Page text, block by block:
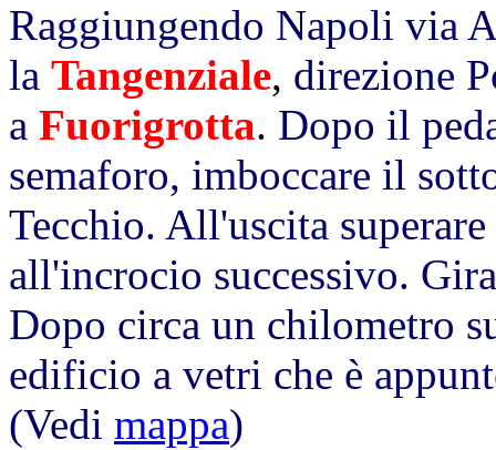
Raggiungendo Napoli via
la Tangenziale, direzione
a Fuorigrotta. Dopo il
semaforo, imboccare il
Tecchio. All'uscita
all'incrocio successivo.
Dopo circa un chilometro
edificio a vetri che è
(Vedi mappa)